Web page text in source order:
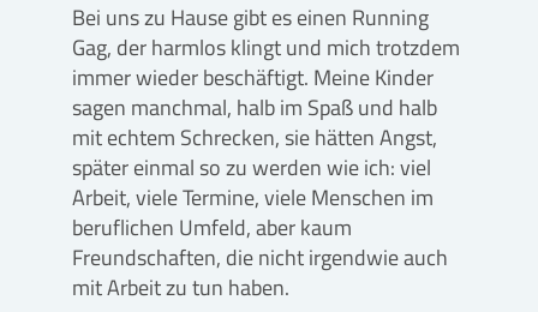
Bei uns zu Hause gibt es einen Running
Gag, der harmlos klingt und mich trotzdem
immer wieder beschäftigt. Meine Kinder
sagen manchmal, halb im Spaß und halb
mit echtem Schrecken, sie hätten Angst,
später einmal so zu werden wie ich: viel
Arbeit, viele Termine, viele Menschen im
beruflichen Umfeld, aber kaum
Freundschaften, die nicht irgendwie auch
mit Arbeit zu tun haben.